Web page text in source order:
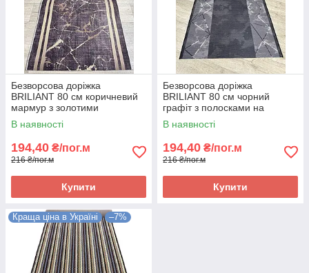
Безворсова доріжка
BRILIANT 80 см коричневий
мармур з золотими
полосками на підлогу на
кухню, в коридор
В наявності
194,40 ₴/пог.м
216 ₴/пог.м
Купити
Безворсова доріжка
BRILIANT 80 см чорний
графіт з полосками на
підлогу на кухню, в коридор
В наявності
194,40 ₴/пог.м
216 ₴/пог.м
Купити
Краща ціна в Україні –7%